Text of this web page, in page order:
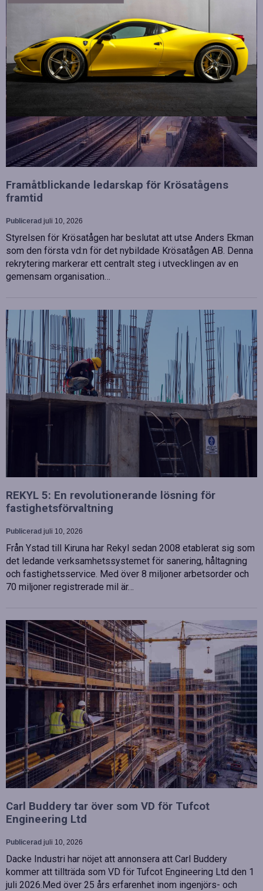
Framåtblickande ledarskap för Krösatågens
framtid
Publicerad juli 10, 2026
Styrelsen för Krösatågen har beslutat att utse Anders Ekman
som den första vd:n för det nybildade Krösatågen AB. Denna
rekrytering markerar ett centralt steg i utvecklingen av en
gemensam organisation…
REKYL 5: En revolutionerande lösning för
fastighetsförvaltning
Publicerad juli 10, 2026
Från Ystad till Kiruna har Rekyl sedan 2008 etablerat sig som
det ledande verksamhetssystemet för sanering, håltagning
och fastighetsservice. Med över 8 miljoner arbetsorder och
70 miljoner registrerade mil är…
Carl Buddery tar över som VD för Tufcot
Engineering Ltd
Publicerad juli 10, 2026
Dacke Industri har nöjet att annonsera att Carl Buddery
kommer att tillträda som VD för Tufcot Engineering Ltd den 1
juli 2026.Med över 25 års erfarenhet inom ingenjörs- och